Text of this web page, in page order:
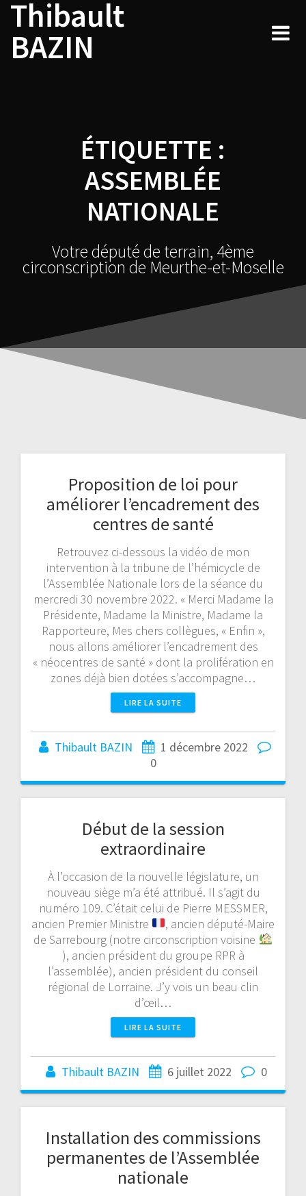
Skip
content
Thibault
BAZIN
ÉTIQUETTE :
ASSEMBLÉE
NATIONALE
Votre député de terrain, 4ème
circonscription de Meurthe-et-Moselle
Proposition de loi pour
améliorer l’encadrement des
centres de santé
Retrouvez ci-dessous la vidéo de mon
intervention à la tribune de l’hémicycle de
l’Assemblée Nationale lors de la séance du
mercredi 30 novembre 2022. « Merci Madame la
Présidente, Madame la Ministre, Madame la
Rapporteure, Mes chers collègues, « Enfin »,
nous allons améliorer l’encadrement des
« néocentres de santé » dont la prolifération en
zones déjà bien dotées s’accompagne…
LIRE LA SUITE
Thibault BAZIN
1 décembre 2022
0
Début de la session
extraordinaire
À l’occasion de la nouvelle législature, un
nouveau siège m’a été attribué. Il s’agit du
numéro 109. C’était celui de Pierre MESSMER,
ancien Premier Ministre
, ancien député-Maire
de Sarrebourg (notre circonscription voisine
), ancien président du groupe RPR à
l’assemblée), ancien président du conseil
régional de Lorraine. J’y vois un beau clin
d’œil…
LIRE LA SUITE
Thibault BAZIN 6 juillet 2022 0
Installation des commissions
permanentes de l’Assemblée
nationale
Navigation
au